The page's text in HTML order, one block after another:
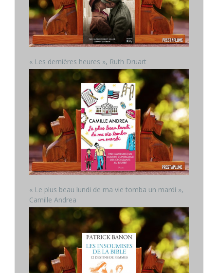
« Les dernières heures », Ruth Druart
« Le plus beau lundi de ma vie tomba un mardi »,
Camille Andrea